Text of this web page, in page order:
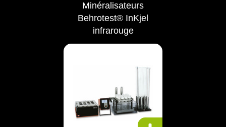
Minéralisateurs
Behrotest® InKjel
infrarouge